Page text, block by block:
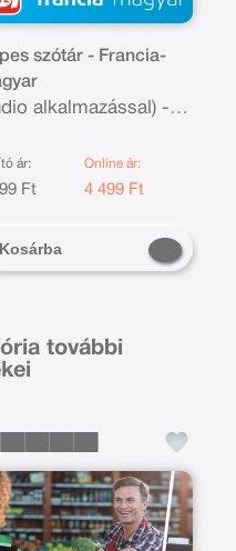
szótár - Francia-
alkalmazással) - 2.
ár:
Ft
Online ár:
4 499 Ft
Kosárba
további